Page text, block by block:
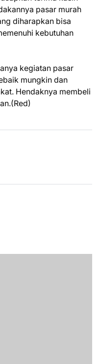
pasar murah
diharapkan bisa
kebutuhan
kegiatan pasar
mungkin dan
Hendaknya membeli